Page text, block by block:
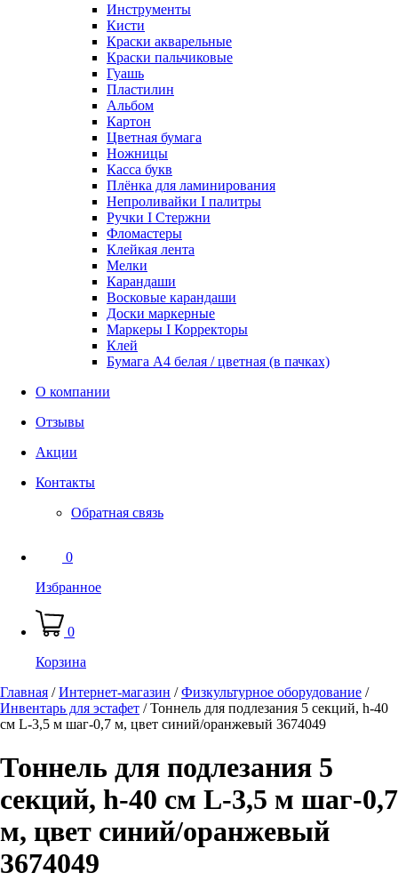
Инструменты
Кисти
Краски акварельные
Краски пальчиковые
Гуашь
Пластилин
Альбом
Картон
Цветная бумага
Ножницы
Касса букв
Плёнка для ламинирования
Непроливайки I палитры
Ручки I Стержни
Фломастеры
Клейкая лента
Мелки
Карандаши
Восковые карандаши
Доски маркерные
Маркеры I Корректоры
Клей
Бумага А4 белая / цветная (в пачках)
О компании
Отзывы
Акции
Контакты
Обратная связь
0
Избранное
0
Корзина
Главная /Интернет-магазин /Физкультурное оборудование /
Инвентарь для эстафет /Тоннель для подлезания 5 секций, h-40
см L-3,5 м шаг-0,7 м, цвет синий/оранжевый 3674049
Тоннель для подлезания 5
секций, h-40 см L-3,5 м шаг-0,7
м, цвет синий/оранжевый
3674049